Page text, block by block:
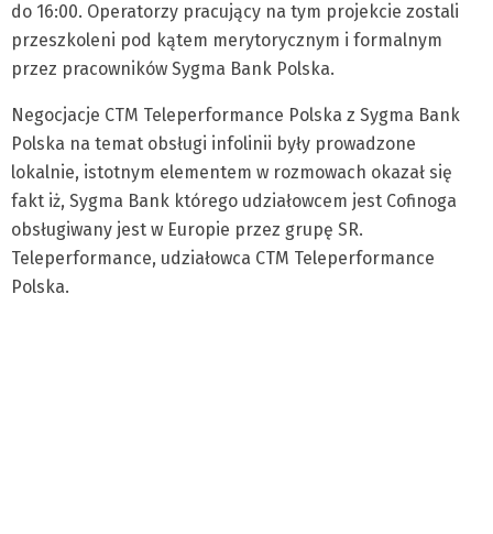
do 16:00. Operatorzy pracujący na tym projekcie zostali
przeszkoleni pod kątem merytorycznym i formalnym
przez pracowników Sygma Bank Polska.
Negocjacje CTM Teleperformance Polska z Sygma Bank
Polska na temat obsługi infolinii były prowadzone
lokalnie, istotnym elementem w rozmowach okazał się
fakt iż, Sygma Bank którego udziałowcem jest Cofinoga
obsługiwany jest w Europie przez grupę SR.
Teleperformance, udziałowca CTM Teleperformance
Polska.